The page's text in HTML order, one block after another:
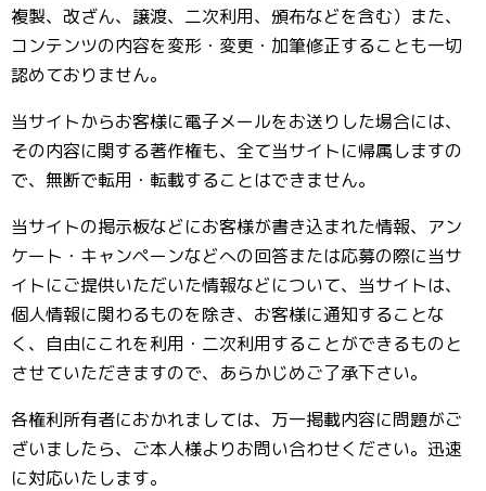
複製、改ざん、譲渡、二次利用、頒布などを含む）また、
コンテンツの内容を変形・変更・加筆修正することも一切
認めておりません。
当サイトからお客様に電子メールをお送りした場合には、
その内容に関する著作権も、全て当サイトに帰属しますの
で、無断で転用・転載することはできません。
当サイトの掲示板などにお客様が書き込まれた情報、アン
ケート・キャンペーンなどへの回答または応募の際に当サ
イトにご提供いただいた情報などについて、当サイトは、
個人情報に関わるものを除き、お客様に通知することな
く、自由にこれを利用・二次利用することができるものと
させていただきますので、あらかじめご了承下さい。
各権利所有者におかれましては、万一掲載内容に問題がご
ざいましたら、ご本人様よりお問い合わせください。迅速
に対応いたします。